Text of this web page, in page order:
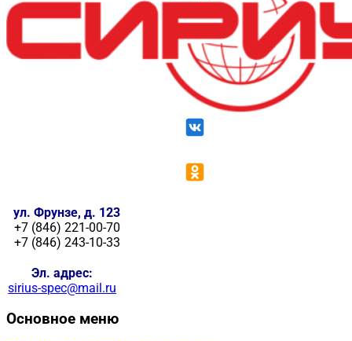
ул. Фрунзе, д. 123
+7 (846) 221-00-70
+7 (846) 243-10-33
Эл. адрес:
sirius-spec@mail.ru
Основное меню